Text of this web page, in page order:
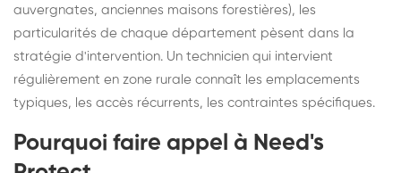
auvergnates, anciennes maisons forestières), les
particularités de chaque département pèsent dans la
stratégie d'intervention. Un technicien qui intervient
régulièrement en zone rurale connaît les emplacements
typiques, les accès récurrents, les contraintes spécifiques.
Pourquoi faire appel à Need's